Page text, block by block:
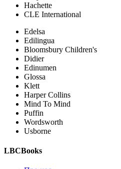
Hachette
CLE International
Edelsa
Edilingua
Bloomsbury Children's
Didier
Edinumen
Glossa
Klett
Harper Collins
Mind To Mind
Puffin
Wordsworth
Usborne
LBCBooks